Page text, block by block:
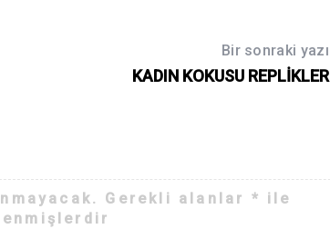
Bir sonraki yazı
KADIN KOKUSU REPLİKLER
Gerekli alanlar * ile